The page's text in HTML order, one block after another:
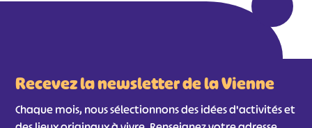
Recevez la newsletter de la Vienne
Chaque mois, nous sélectionnons des idées d'activités et